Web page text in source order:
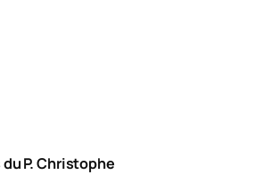
P. Christophe